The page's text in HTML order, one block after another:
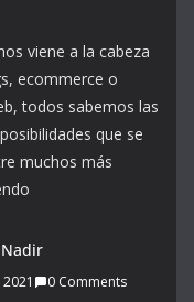
viene a la cabeza
ecommerce o
todos sabemos las
que se
muchos más
0 Comments